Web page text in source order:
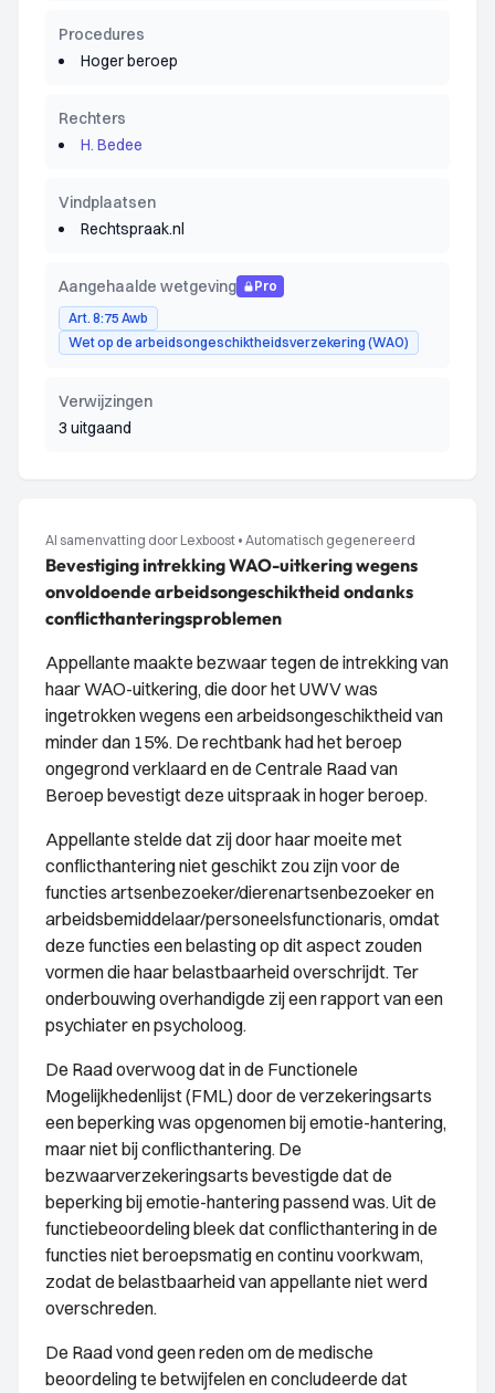
Procedures
Hoger beroep
Rechters
H. Bedee
Vindplaatsen
Rechtspraak.nl
Aangehaalde wetgeving
Pro
Art. 8:75 Awb
Wet op de arbeidsongeschiktheidsverzekering (WAO)
Verwijzingen
3 uitgaand
AI samenvatting door Lexboost • Automatisch gegenereerd
Bevestiging intrekking WAO-uitkering wegens
onvoldoende arbeidsongeschiktheid ondanks
conflicthanteringsproblemen
Appellante maakte bezwaar tegen de intrekking van
haar WAO-uitkering, die door het UWV was
ingetrokken wegens een arbeidsongeschiktheid van
minder dan 15%. De rechtbank had het beroep
ongegrond verklaard en de Centrale Raad van
Beroep bevestigt deze uitspraak in hoger beroep.
Appellante stelde dat zij door haar moeite met
conflicthantering niet geschikt zou zijn voor de
functies artsenbezoeker/dierenartsenbezoeker en
arbeidsbemiddelaar/personeelsfunctionaris, omdat
deze functies een belasting op dit aspect zouden
vormen die haar belastbaarheid overschrijdt. Ter
onderbouwing overhandigde zij een rapport van een
psychiater en psycholoog.
De Raad overwoog dat in de Functionele
Mogelijkhedenlijst (FML) door de verzekeringsarts
een beperking was opgenomen bij emotie-hantering,
maar niet bij conflicthantering. De
bezwaarverzekeringsarts bevestigde dat de
beperking bij emotie-hantering passend was. Uit de
functiebeoordeling bleek dat conflicthantering in de
functies niet beroepsmatig en continu voorkwam,
zodat de belastbaarheid van appellante niet werd
overschreden.
De Raad vond geen reden om de medische
beoordeling te betwijfelen en concludeerde dat